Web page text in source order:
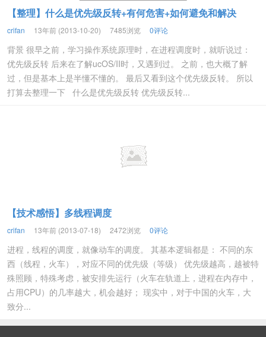
【整理】什么是优先级反转+有何危害+如何避免和解决
crifan 13年前 (2013-10-20) 7485浏览 0评论
背景 很早之前，学习操作系统原理时，在进程调度时，就听说过：
优先级反转 后来在了解ucOS/II时，又遇到过。 之前，也大概了解
过，但是基本上是半懂不懂的。 最后又看到这个优先级反转。 所以
打算去整理一下 什么是优先级反转 优先级反转...
【技术感悟】多线程调度
crifan 13年前 (2013-07-18) 2472浏览 0评论
进程，线程的调度，就像动车的调度。 其基本逻辑都是： 不同的东
西（线程，火车），对应不同的优先级（等级） 优先级越高，越被特
殊照顾，特殊考虑，被安排先运行（火车在轨道上，进程在内存中，
占用CPU）的几率越大，机会越好； 现实中，对于中国的火车，大
致分...